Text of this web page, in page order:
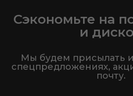
Сэкономьте на
и
Мы будем присылать
спецпредложениях,
почту.